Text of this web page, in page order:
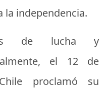
la independencia.
de lucha y
el 12 de
proclamó su